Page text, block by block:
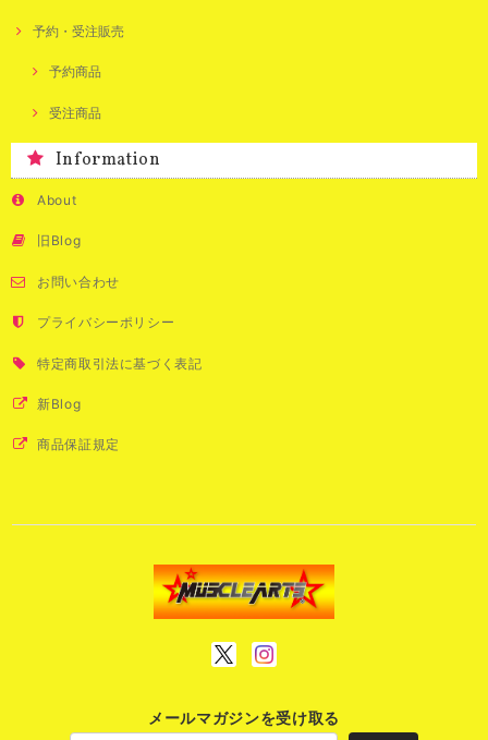
予約・受注販売
予約商品
受注商品
Information
About
旧Blog
お問い合わせ
プライバシーポリシー
特定商取引法に基づく表記
新Blog
商品保証規定
メールマガジンを受け取る